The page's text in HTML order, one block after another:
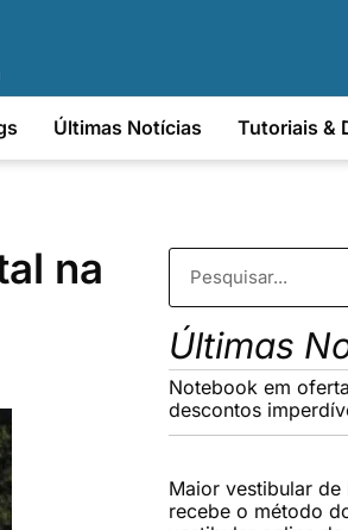
Últimas Notícias Tutoriais &
na
Últimas
Notebook em
descontos
Maior vestibular
recebe o método